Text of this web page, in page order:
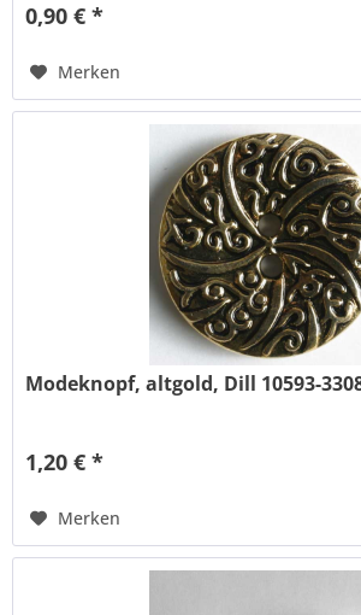
0,90 € *
Merken
Modeknopf, altgold, Dill 10593-
1,20 € *
Merken